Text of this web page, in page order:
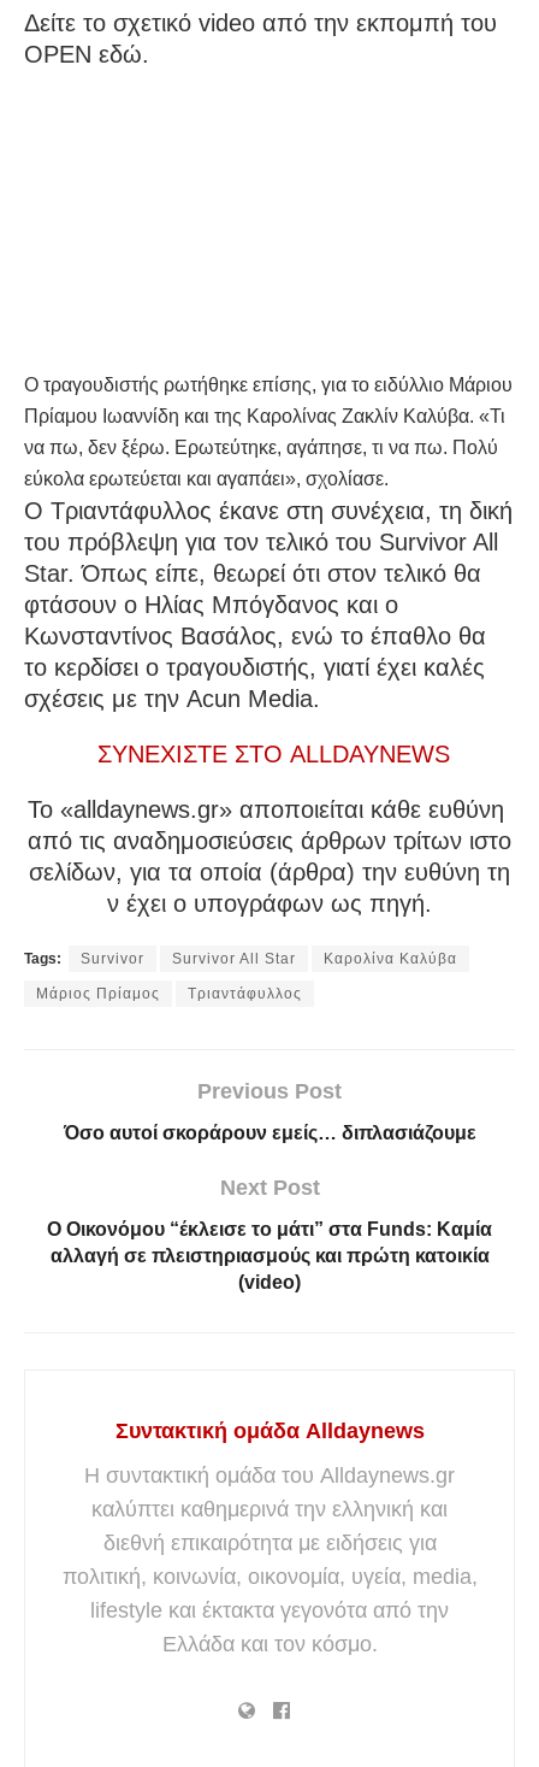
Δείτε το σχετικό video από την εκπομπή του
OPEN εδώ.
Ο τραγουδιστής ρωτήθηκε επίσης, για το ειδύλλιο Μάριου
Πρίαμου Ιωαννίδη και της Καρολίνας Ζακλίν Καλύβα. «Τι
να πω, δεν ξέρω. Ερωτεύτηκε, αγάπησε, τι να πω. Πολύ
εύκολα ερωτεύεται και αγαπάει», σχολίασε.
Ο Τριαντάφυλλος έκανε στη συνέχεια, τη δική
του πρόβλεψη για τον τελικό του Survivor All
Star. Όπως είπε, θεωρεί ότι στον τελικό θα
φτάσουν ο Ηλίας Μπόγδανος και ο
Κωνσταντίνος Βασάλος, ενώ το έπαθλο θα
το κερδίσει ο τραγουδιστής, γιατί έχει καλές
σχέσεις με την Acun Media.
ΣΥΝΕΧΙΣΤΕ ΣΤΟ ALLDAYNEWS
To «alldaynews.gr» αποποιείται κάθε ευθύνη
από τις αναδημοσιεύσεις άρθρων τρίτων ιστο
σελίδων, για τα οποία (άρθρα) την ευθύνη τη
ν έχει ο υπογράφων ως πηγή.
Tags: Survivor Survivor All Star Καρολίνα Καλύβα
Μάριος Πρίαμος Τριαντάφυλλος
Previous Post
Όσο αυτοί σκοράρουν εμείς… διπλασιάζουμε
Next Post
Ο Οικονόμου “έκλεισε το μάτι” στα Funds: Καμία
αλλαγή σε πλειστηριασμούς και πρώτη κατοικία
(video)
Συντακτική ομάδα Alldaynews
Η συντακτική ομάδα του Alldaynews.gr
καλύπτει καθημερινά την ελληνική και
διεθνή επικαιρότητα με ειδήσεις για
πολιτική, κοινωνία, οικονομία, υγεία, media,
lifestyle και έκτακτα γεγονότα από την
Ελλάδα και τον κόσμο.